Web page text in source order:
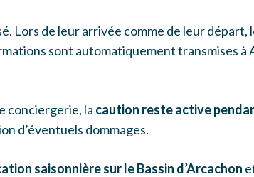
Lors de leur arrivée comme de leur
sont automatiquement transmises à
conciergerie, la caution reste active
d’éventuels dommages.
saisonnière sur le Bassin d’Arcachon